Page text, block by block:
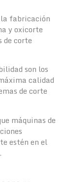
fabricación
y oxicorte
de corte
son los
calidad
de corte
máquinas de
estén en el